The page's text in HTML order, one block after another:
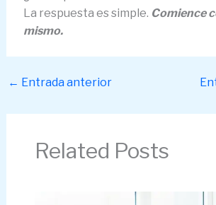
La respuesta es simple. Comience
mismo.
← Entrada anterior
Related Posts